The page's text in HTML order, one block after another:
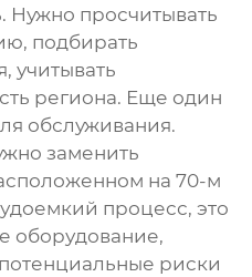
Нужно просчитывать
подбирать
учитывать
региона. Еще один
обслуживания.
заменить
на 70-м
процесс, это
оборудование,
риски